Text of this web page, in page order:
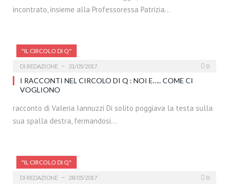
incontrato, insieme alla Professoressa Patrizia…
"IL CIRCOLO DI Q"
DI REDAZIONE 31/05/2017 0
I RACCONTI NEL CIRCOLO DI Q : NOI E….. COME CI
VOGLIONO
racconto di Valeria Iannuzzi Di solito poggiava la testa sulla
sua spalla destra, fermandosi…
"IL CIRCOLO DI Q"
DI REDAZIONE 28/05/2017 0